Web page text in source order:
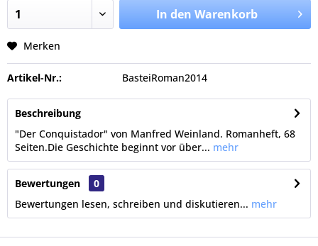
In den Warenkorb
Merken
Artikel-Nr.: BasteiRoman2014
Beschreibung
"Der Conquistador" von Manfred Weinland. Romanheft, 68
Seiten.Die Geschichte beginnt vor über... mehr
Bewertungen
0
Bewertungen lesen, schreiben und diskutieren... mehr